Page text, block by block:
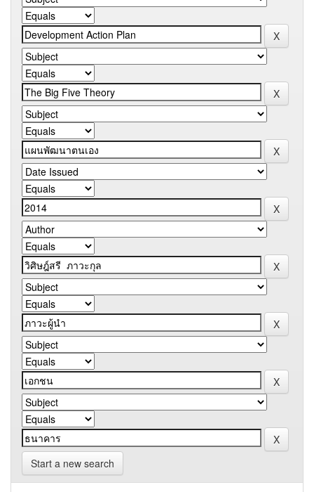
Start a new search